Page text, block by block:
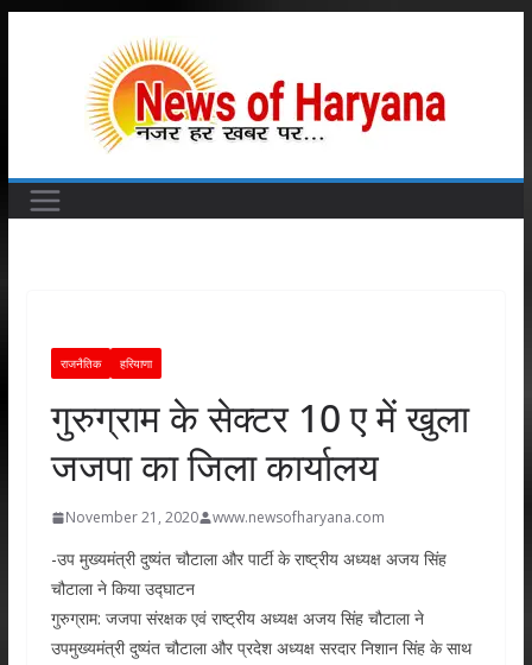
राजनैतिक हरियाणा
गुरुग्राम के सेक्टर 10 ए में खुला
जजपा का जिला कार्यालय
November 21, 2020 www.newsofharyana.com
-उप मुख्यमंत्री दुष्यंत चौटाला और पार्टी के राष्ट्रीय अध्यक्ष अजय सिंह
चौटाला ने किया उद्घाटन
गुरुग्राम: जजपा संरक्षक एवं राष्ट्रीय अध्यक्ष अजय सिंह चौटाला ने
उपमुख्यमंत्री दुष्यंत चौटाला और प्रदेश अध्यक्ष सरदार निशान सिंह के साथ